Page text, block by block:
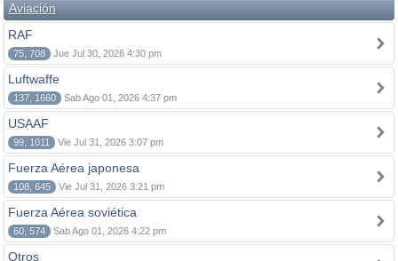
Aviación
RAF
75, 708 Jue Jul 30, 2026 4:30 pm
Luftwaffe
137, 1660 Sab Ago 01, 2026 4:37 pm
USAAF
99, 1011 Vie Jul 31, 2026 3:07 pm
Fuerza Aérea japonesa
108, 645 Vie Jul 31, 2026 3:21 pm
Fuerza Aérea soviética
60, 574 Sab Ago 01, 2026 4:22 pm
Otros